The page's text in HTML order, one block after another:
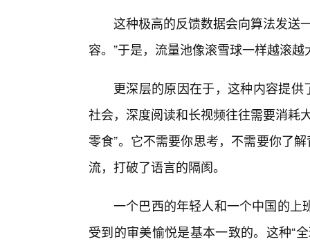
这种极高的反馈数据会向算法发送
容。”于是，流量池像滚雪球一样越滚
更深层的原因在于，这种内容提供
社会，深度阅读和长视频往往需要消耗
零食”。它不需要你思考，不需要你了
流，打破了语言的隔阂。
一个巴西的年轻人和一个中国的上
受到的审美愉悦是基本一致的。这种“